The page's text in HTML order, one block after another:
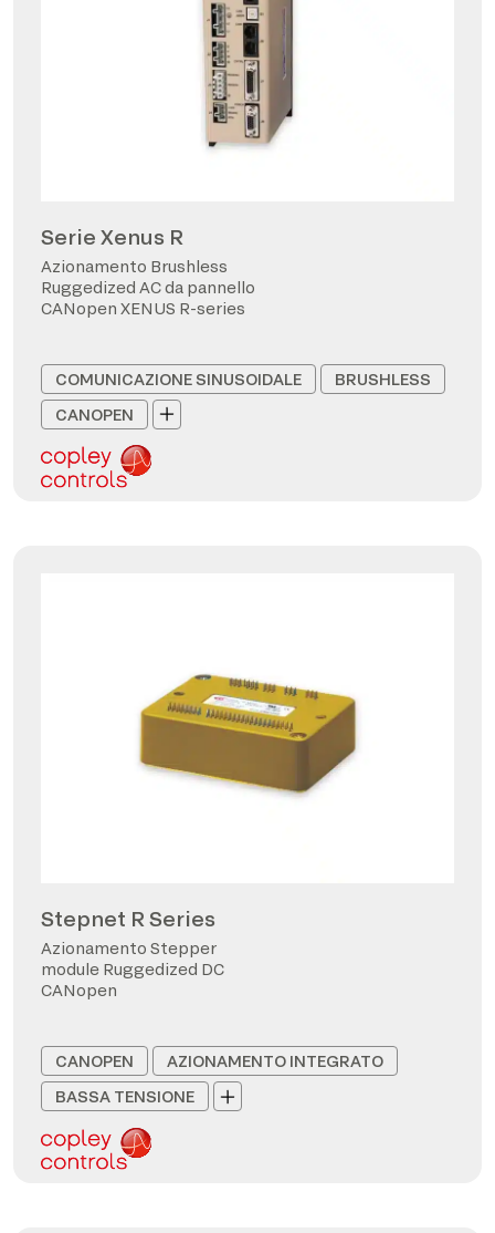
Serie Xenus R
Azionamento Brushless
Ruggedized AC da pannello
CANopen XENUS R-series
COMUNICAZIONE SINUSOIDALE
BRUSHLESS
CANOPEN
Stepnet R Series
Azionamento Stepper
module Ruggedized DC
CANopen
CANOPEN
AZIONAMENTO INTEGRATO
BASSA TENSIONE